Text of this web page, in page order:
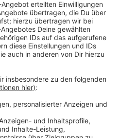
aber noch nicht fest. Die
Verkehr, Bildung,
sollen dabei
zu machen.
werden